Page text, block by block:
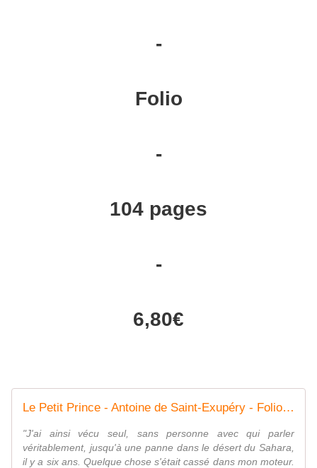
-
Folio
-
104 pages
-
6,80€
Le Petit Prince - Antoine de Saint-Exupéry - Folio - Site Folio
"J'ai ainsi vécu seul, sans personne avec qui parler
véritablement, jusqu'à une panne dans le désert du Sahara,
il y a six ans. Quelque chose s'était cassé dans mon moteur.